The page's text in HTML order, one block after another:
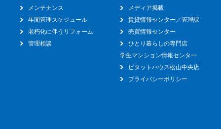
メンテナンス
年間管理スケジュール
老朽化に伴うリフォーム
管理相談
メディア掲載
賃貸情報センター／管理課
売買情報センター
ひとり暮らしの専門店
学生マンション情報センター
ピタットハウス松山中央店
プライバシーポリシー